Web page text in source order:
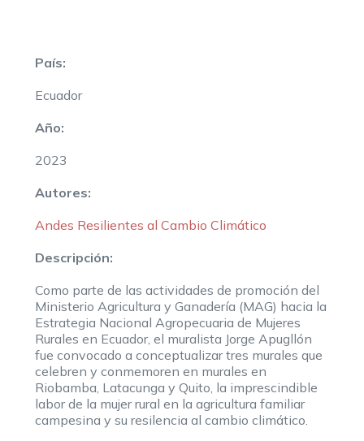
País:
Ecuador
Año:
2023
Autores:
Andes Resilientes al Cambio Climático
Descripción:
Como parte de las actividades de promoción del
Ministerio Agricultura y Ganadería (MAG) hacia la
Estrategia Nacional Agropecuaria de Mujeres
Rurales en Ecuador, el muralista Jorge Apugllón
fue convocado a conceptualizar tres murales que
celebren y conmemoren en murales en
Riobamba, Latacunga y Quito, la imprescindible
labor de la mujer rural en la agricultura familiar
campesina y su resilencia al cambio climático.